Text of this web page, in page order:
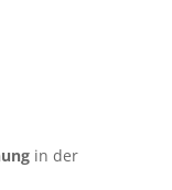
in der